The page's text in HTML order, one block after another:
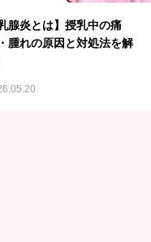
乳腺炎とは】授乳中の痛
腫れの原因と対処法を解